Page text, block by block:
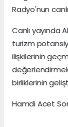
Radyo'nun
Canlı yayında
turizm
ilişkilerinin
birliklerinin
Hamdi Acet